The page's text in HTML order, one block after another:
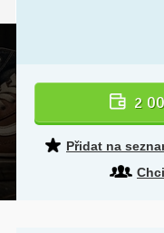
2
Přidat na